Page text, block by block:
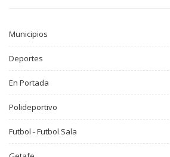
Municipios
Deportes
En Portada
Polideportivo
Futbol - Futbol Sala